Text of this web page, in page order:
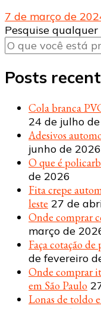
7 de março de
Procurando
algo?
Pesquise
Posts
Cola branca
24 de julho
Adesivos
junho de 2026
O que é
de 2026
Fita crepe
leste 27 de
Onde comprar
março de
Faça cotação
de fevereiro
Onde comprar
em São Paulo
Lonas de toldo